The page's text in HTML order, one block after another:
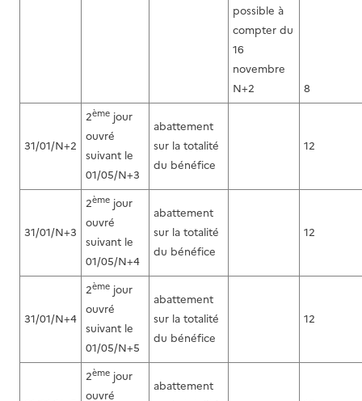
possible à
compter du
16
novembre
N+2
8
31/01/N+2
2ème jour
ouvré
suivant le
01/05/N+3
abattement
sur la totalité
du bénéfice
12
31/01/N+3
2ème jour
ouvré
suivant le
01/05/N+4
abattement
sur la totalité
du bénéfice
12
31/01/N+4
2ème jour
ouvré
suivant le
01/05/N+5
abattement
sur la totalité
du bénéfice
12
2ème jour
ouvré
abattement